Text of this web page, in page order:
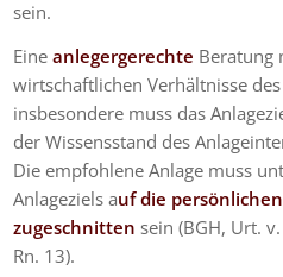
sein.
Eineanlegergerechte Beratung
wirtschaftlichen Verhältnisse
insbesondere muss das
der Wissensstand des
Die empfohlene Anlage muss
Anlageziels auf die
zugeschnitten sein (BGH, Urt.
Rn. 13).